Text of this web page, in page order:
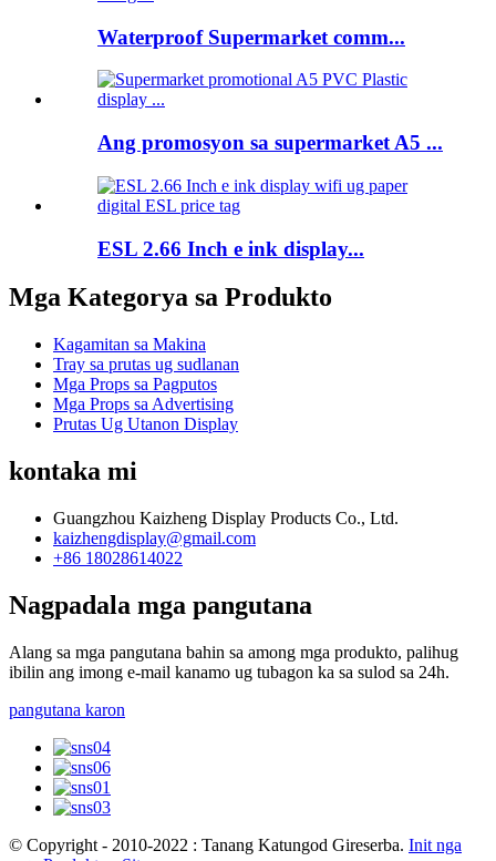
Waterproof Supermarket comm...
Ang promosyon sa supermarket A5 ...
ESL 2.66 Inch e ink display...
Mga Kategorya sa Produkto
Kagamitan sa Makina
Tray sa prutas ug sudlanan
Mga Props sa Pagputos
Mga Props sa Advertising
Prutas Ug Utanon Display
kontaka mi
Guangzhou Kaizheng Display Products Co., Ltd.
kaizhengdisplay@gmail.com
+86 18028614022
Nagpadala mga pangutana
Alang sa mga pangutana bahin sa among mga produkto, palihug
ibilin ang imong e-mail kanamo ug tubagon ka sa sulod sa 24h.
pangutana karon
© Copyright - 2010-2022 : Tanang Katungod Gireserba. Init nga